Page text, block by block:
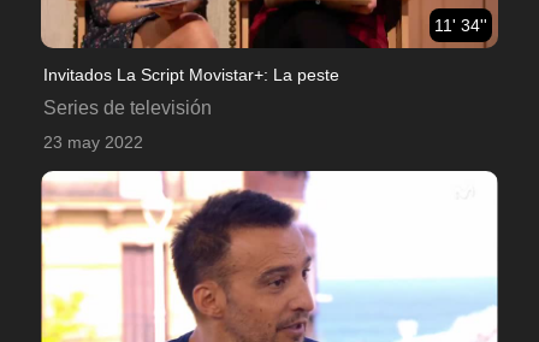
11' 34''
Invitados La Script Movistar+: La peste
Series de televisión
23 may 2022